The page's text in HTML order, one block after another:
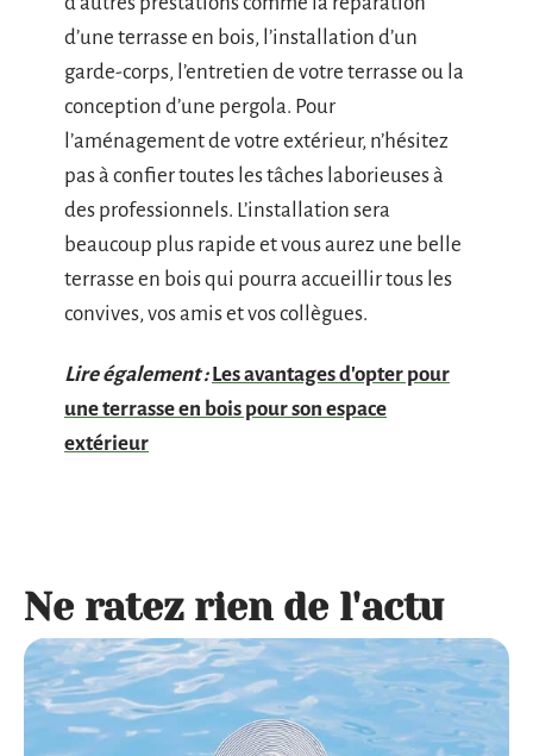
d’une terrasse en bois, l’installation d’un
garde-corps, l’entretien de votre terrasse ou la
conception d’une pergola. Pour
l’aménagement de votre extérieur, n’hésitez
pas à confier toutes les tâches laborieuses à
des professionnels. L’installation sera
beaucoup plus rapide et vous aurez une belle
terrasse en bois qui pourra accueillir tous les
convives, vos amis et vos collègues.
Lire également : Les avantages d'opter pour
une terrasse en bois pour son espace
extérieur
Ne ratez rien de l'actu